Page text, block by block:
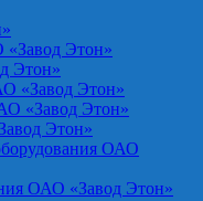
Этон»
Этон»
«Завод Этон»
«Завод Этон»
Этон»
ОАО
ОАО «Завод Этон»